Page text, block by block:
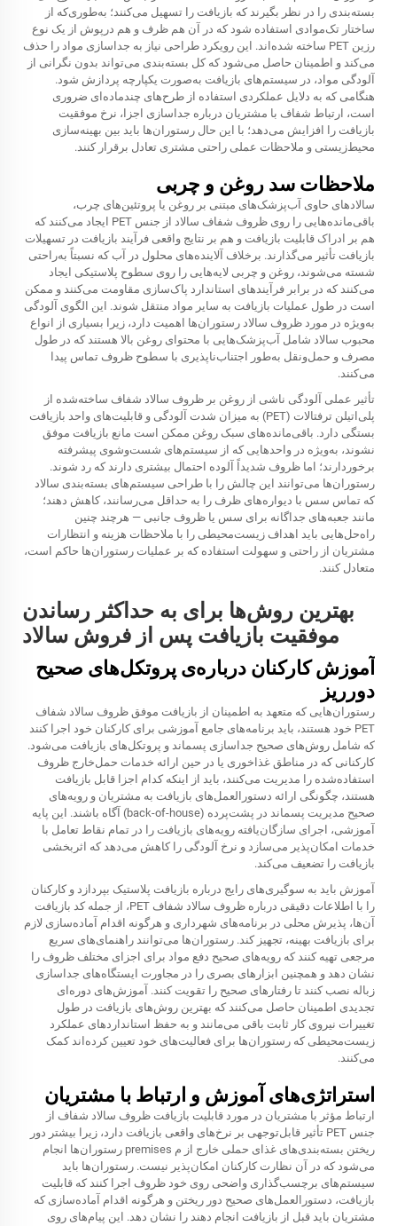
بسته‌بندی را در نظر بگیرند که بازیافت را تسهیل می‌کنند؛ به‌طوری‌که از
ساختار تک‌موادی استفاده شود که در آن هم ظرف و هم درپوش از یک نوع
رزین PET ساخته شده‌اند. این رویکرد طراحی نیاز به جداسازی مواد را حذف
می‌کند و اطمینان حاصل می‌شود که کل بسته‌بندی می‌تواند بدون نگرانی از
آلودگی مواد، در سیستم‌های بازیافت به‌صورت یکپارچه پردازش شود.
هنگامی که به دلایل عملکردی استفاده از طرح‌های چندماده‌ای ضروری
است، ارتباط شفاف با مشتریان درباره جداسازی اجزا، نرخ موفقیت
بازیافت را افزایش می‌دهد؛ با این حال رستوران‌ها باید بین بهینه‌سازی
محیط‌زیستی و ملاحظات عملی راحتی مشتری تعادل برقرار کنند.
ملاحظات سد روغن و چربی
سالادهای حاوی آب‌پزشک‌های مبتنی بر روغن یا پروتئین‌های چرب،
باقی‌مانده‌هایی را روی ظروف شفاف سالاد از جنس PET ایجاد می‌کنند که
هم بر ادراک قابلیت بازیافت و هم بر نتایج واقعی فرآیند بازیافت در تسهیلات
بازیافت تأثیر می‌گذارند. برخلاف آلاینده‌های محلول در آب که نسبتاً به‌راحتی
شسته می‌شوند، روغن و چربی لایه‌هایی را روی سطوح پلاستیکی ایجاد
می‌کنند که در برابر فرآیندهای استاندارد پاک‌سازی مقاومت می‌کنند و ممکن
است در طول عملیات بازیافت به سایر مواد منتقل شوند. این الگوی آلودگی
به‌ویژه در مورد ظروف سالاد رستوران‌ها اهمیت دارد، زیرا بسیاری از انواع
محبوب سالاد شامل آب‌پزشک‌هایی با محتوای روغن بالا هستند که در طول
مصرف و حمل‌ونقل به‌طور اجتناب‌ناپذیری با سطوح ظروف تماس پیدا
می‌کنند.
تأثیر عملی آلودگی ناشی از روغن بر ظروف سالاد شفاف ساخته‌شده از
پلی‌اتیلن ترفتالات (PET) به میزان شدت آلودگی و قابلیت‌های واحد بازیافت
بستگی دارد. باقی‌مانده‌های سبک روغن ممکن است مانع بازیافت موفق
نشوند، به‌ویژه در واحدهایی که از سیستم‌های شست‌وشوی پیشرفته
برخوردارند؛ اما ظروف شدیداً آلوده احتمال بیشتری دارند که رد شوند.
رستوران‌ها می‌توانند این چالش را با طراحی سیستم‌های بسته‌بندی سالاد
که تماس سس با دیواره‌های ظرف را به حداقل می‌رسانند، کاهش دهند؛
مانند جعبه‌های جداگانه برای سس یا ظروف جانبی — هرچند چنین
راه‌حل‌هایی باید اهداف زیست‌محیطی را با ملاحظات هزینه و انتظارات
مشتریان از راحتی و سهولت استفاده که بر عملیات رستوران‌ها حاکم است،
متعادل کنند.
بهترین روش‌ها برای به حداکثر رساندن
موفقیت بازیافت پس از فروش سالاد
آموزش کارکنان درباره‌ی پروتکل‌های صحیح
دورریز
رستوران‌هایی که متعهد به اطمینان از بازیافت موفق ظروف سالاد شفاف
PET خود هستند، باید برنامه‌های جامع آموزشی برای کارکنان خود اجرا کنند
که شامل روش‌های صحیح جداسازی پسماند و پروتکل‌های بازیافت می‌شود.
کارکنانی که در مناطق غذاخوری یا در حین ارائه خدمات حمل‌خارج ظروف
استفاده‌شده را مدیریت می‌کنند، باید از اینکه کدام اجزا قابل بازیافت
هستند، چگونگی ارائه دستورالعمل‌های بازیافت به مشتریان و رویه‌های
صحیح مدیریت پسماند در پشت‌پرده (back-of-house) آگاه باشند. این پایه
آموزشی، اجرای سازگان‌یافته رویه‌های بازیافت را در تمام نقاط تعامل با
خدمات امکان‌پذیر می‌سازد و نرخ آلودگی را کاهش می‌دهد که اثربخشی
بازیافت را تضعیف می‌کند.
آموزش باید به سوگیری‌های رایج درباره بازیافت پلاستیک بپردازد و کارکنان
را با اطلاعات دقیقی درباره ظروف سالاد شفاف PET، از جمله کد بازیافت
آن‌ها، پذیرش محلی در برنامه‌های شهرداری و هرگونه اقدام آماده‌سازی لازم
برای بازیافت بهینه، تجهیز کند. رستوران‌ها می‌توانند راهنمای‌های سریع
مرجعی تهیه کنند که رویه‌های صحیح دفع مواد برای اجزای مختلف ظروف را
نشان دهد و همچنین ابزارهای بصری را در مجاورت ایستگاه‌های جداسازی
زباله نصب کنند تا رفتارهای صحیح را تقویت کنند. آموزش‌های دوره‌ای
تجدیدی اطمینان حاصل می‌کنند که بهترین روش‌های بازیافت در طول
تغییرات نیروی کار ثابت باقی می‌مانند و به حفظ استانداردهای عملکرد
زیست‌محیطی که رستوران‌ها برای فعالیت‌های خود تعیین کرده‌اند کمک
می‌کنند.
استراتژی‌های آموزش و ارتباط با مشتریان
ارتباط مؤثر با مشتریان در مورد قابلیت بازیافت ظروف سالاد شفاف از
جنس PET تأثیر قابل‌توجهی بر نرخ‌های واقعی بازیافت دارد، زیرا بیشتر دور
ریختن بسته‌بندی‌های غذای حملی خارج از م premises رستوران‌ها انجام
می‌شود که در آن نظارت کارکنان امکان‌پذیر نیست. رستوران‌ها باید
سیستم‌های برچسب‌گذاری واضحی روی خود ظروف اجرا کنند که قابلیت
بازیافت، دستورالعمل‌های صحیح دور ریختن و هرگونه اقدام آماده‌سازی که
مشتریان باید قبل از بازیافت انجام دهند را نشان دهد. این پیام‌های روی